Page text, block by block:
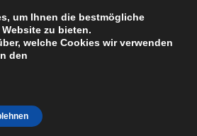
um Ihnen die bestmögliche
zu bieten.
welche Cookies wir verwenden
den